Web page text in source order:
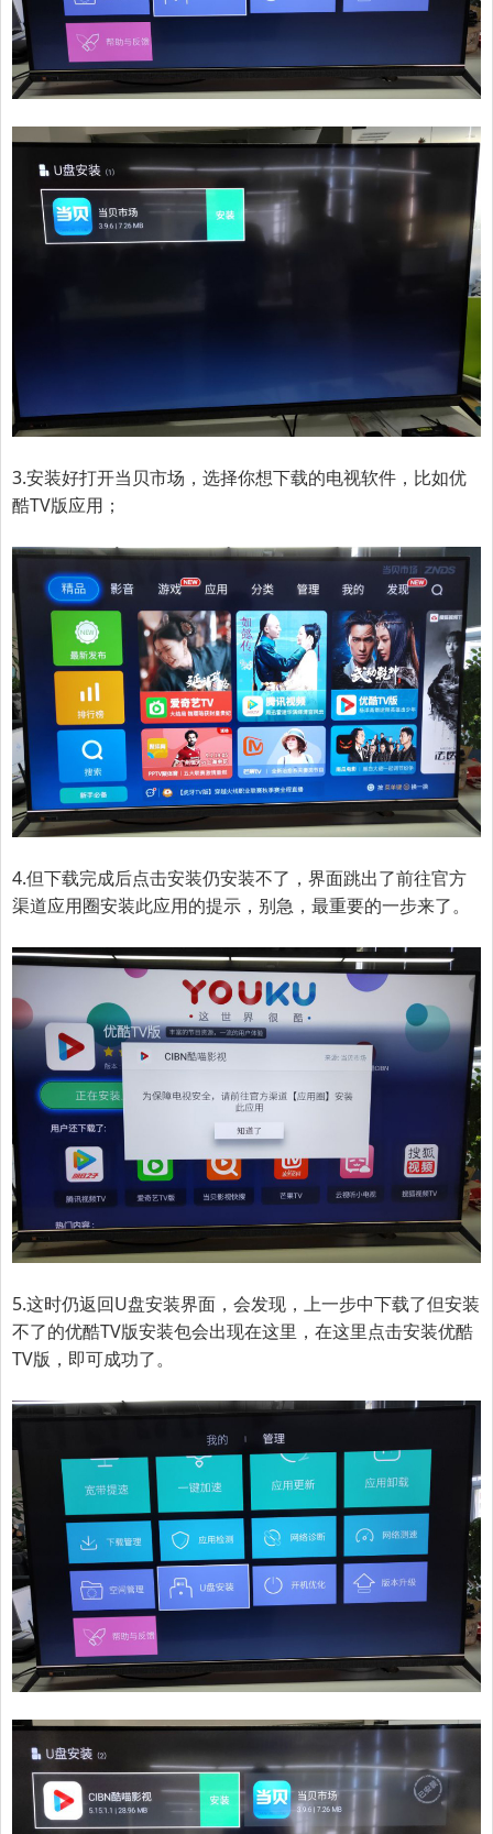
3.安装好打开当贝市场，选择你想下载的电视软件，比如优
酷TV版应用；
4.但下载完成后点击安装仍安装不了，界面跳出了前往官方
渠道应用圈安装此应用的提示，别急，最重要的一步来了。
5.这时仍返回U盘安装界面，会发现，上一步中下载了但安装
不了的优酷TV版安装包会出现在这里，在这里点击安装优酷
TV版，即可成功了。